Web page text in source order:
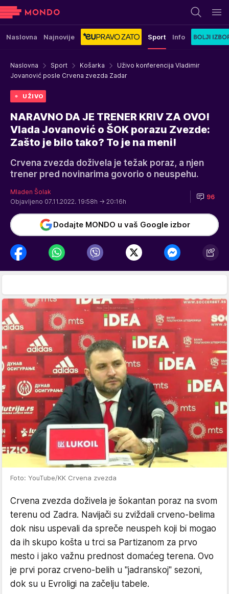
Naslovna Najnovije Sport Info
Naslovna Sport Košarka
Uživo konferencija Vladimir
Jovanović posle Crvena zvezda Zadar
UŽIVO
NARAVNO DA JE TRENER KRIV ZA OVO!
Vlada Jovanović o ŠOK porazu Zvezde:
Zašto je bilo tako? To je na meni!
Crvena zvezda doživela je težak poraz, a njen
trener pred novinarima govorio o neuspehu.
Mladen Šolak
Objavljeno 07.11.2022. 19:58h → 20:16h
96
Dodajte MONDO u vaš Google izbor
Foto: YouTube/KK Crvena zvezda
Crvena zvezda doživela je šokantan poraz na svom
terenu od Zadra. Navijači su zviždali crveno-belima
dok nisu uspevali da spreče neuspeh koji bi mogao
da ih skupo košta u trci sa Partizanom za prvo
mesto i jako važnu prednost domaćeg terena. Ovo
je prvi poraz crveno-belih u "jadranskoj" sezoni,
dok su u Evroligi na začelju tabele.